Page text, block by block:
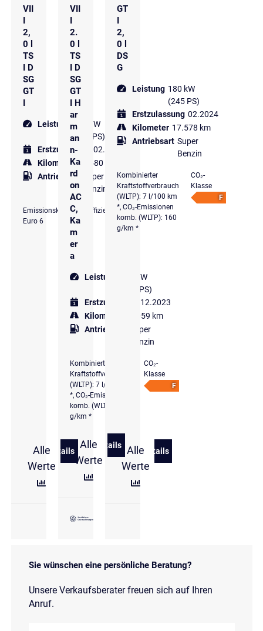
VII
I
2,
0 l
TS
I D
SG
GT
I
Leistung 180 kW
(245 PS)
Erstzulassung
02.2023
Kilometer 28.580 km
Antriebsart
Super
Benzin
Emissionsklasse
Euro 6
Effizienzklasse
Alle
Werte
Details
zu Volkswagen Golf VIII 2,0 l TSI DSG GTI
VII
I
2.
0 l
TS
I D
SG
GT
I H
ar
m
an
n-
Ka
rd
on
AC
C,
Ka
m
er
a
Leistung
180 kW
(245 PS)
Erstzulassung
12.2023
Kilometer
15.059 km
Antriebsart
Super
Benzin
Kombinierter
Kraftstoffverbrauch
(WLTP): 7 l/100 km
*, CO₂-Emissionen
komb. (WLTP): 160
g/km *
CO₂-
Klasse
F
Alle
Werte
Details
zu Volkswagen Golf VIII 2.0 l TSI DSG
GT
I
2,
0 l
DS
G
Leistung 180 kW
(245 PS)
Erstzulassung 02.2024
Kilometer 17.578 km
Antriebsart Super
Benzin
Kombinierter
Kraftstoffverbrauch
(WLTP): 7 l/100 km
*, CO₂-Emissionen
komb. (WLTP): 160
g/km *
CO₂-
Klasse
F
Alle
Werte
Details
zu Volkswagen Golf GTI
Sie wünschen eine persönliche Beratung?
Unsere Verkaufsberater freuen sich auf Ihren
Anruf.